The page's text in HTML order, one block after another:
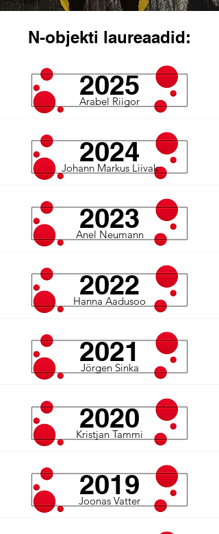
N-objekti laureaadid:
2025
Arabel Riigor
2024
Johann Markus Liivak
2023
Anel Neumann
2022
Hanna Aadusoo
2021
Jörgen Sinka
2020
Kristjan Tammi
2019
Joonas Vatter